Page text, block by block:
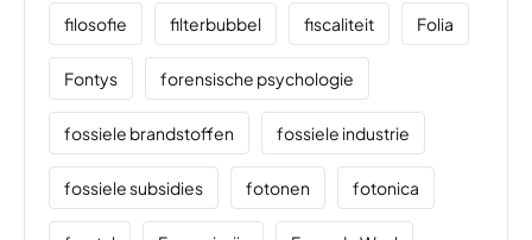
filosofie filterbubbel fiscaliteit Folia
Fontys forensische psychologie
fossiele brandstoffen fossiele industrie
fossiele subsidies fotonen fotonica